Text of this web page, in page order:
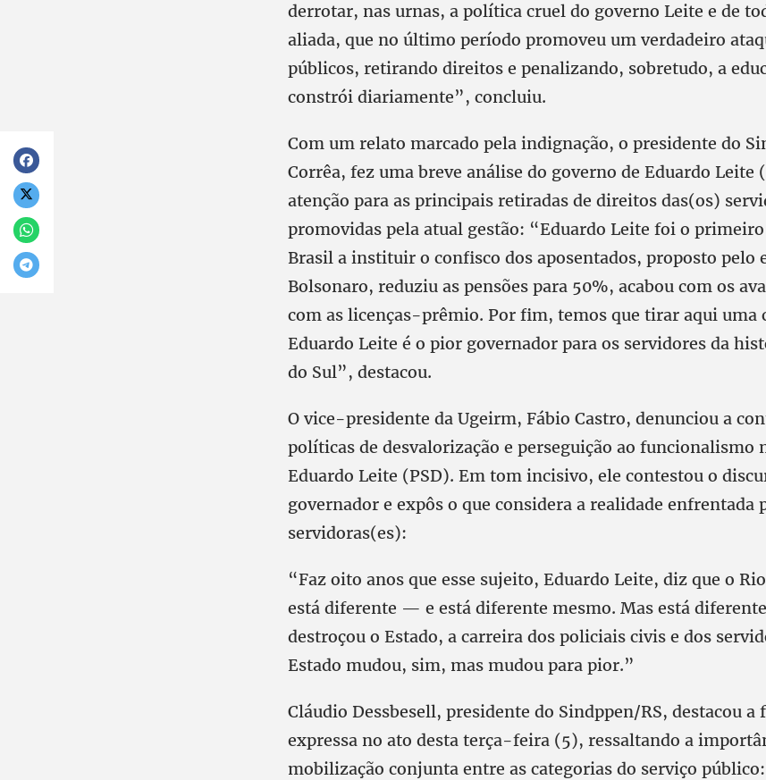
derrotar, nas urnas, a política cruel do governo Leite e de
aliada, que no último período promoveu um verdadeiro
públicos, retirando direitos e penalizando, sobretudo, a
constrói diariamente”, concluiu.
Com um relato marcado pela indignação, o presidente do
Corrêa, fez uma breve análise do governo de Eduardo Leite
atenção para as principais retiradas de direitos das(os)
promovidas pela atual gestão: “Eduardo Leite foi o
Brasil a instituir o confisco dos aposentados, proposto pelo
Bolsonaro, reduziu as pensões para 50%, acabou com os
com as licenças-prêmio. Por fim, temos que tirar aqui uma
Eduardo Leite é o pior governador para os servidores da
do Sul”, destacou.
O vice-presidente da Ugeirm, Fábio Castro, denunciou a
políticas de desvalorização e perseguição ao funcionalismo
Eduardo Leite (PSD). Em tom incisivo, ele contestou o
governador e expôs o que considera a realidade enfrentada
servidoras(es):
“Faz oito anos que esse sujeito, Eduardo Leite, diz que o
está diferente — e está diferente mesmo. Mas está
destroçou o Estado, a carreira dos policiais civis e dos
Estado mudou, sim, mas mudou para pior.”
Cláudio Dessbesell, presidente do Sindppen/RS, destacou a
expressa no ato desta terça-feira (5), ressaltando a
mobilização conjunta entre as categorias do serviço